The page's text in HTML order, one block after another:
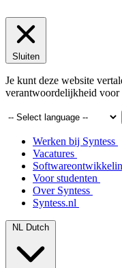
Sluiten
Je kunt deze website
verantwoordelijkheid voor
Werken bij Syntess
Vacatures
Voor studenten
Over Syntess
Syntess.nl
NL Dutch